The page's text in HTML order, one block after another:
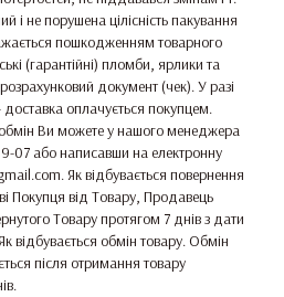
і не порушена цілісність пакування
пошкодженням товарного
(гарантійні) пломби, ярлики та
документ (чек). У разі
оплачується покупцем.
Ви можете у нашого менеджера
07 або написавши на електронну
Як відбувається повернення
Покупця від Товару, Продавець
Товару протягом 7 днів з дати
відбувається обмін товару. Обмін
після отримання товару